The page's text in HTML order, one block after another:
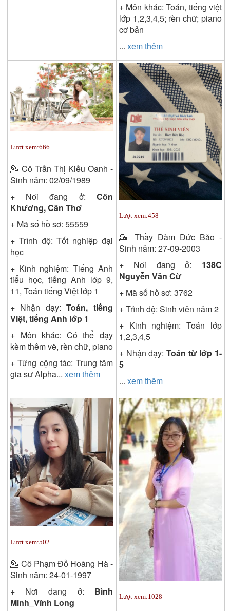
+ Môn khác: Toán, tiếng việt
lớp 1,2,3,4,5; rèn chữ; piano
cơ bản
... xem thêm
Lượt xem:666
💁 Cô Trần Thị Kiều Oanh -
Sinh năm: 02/09/1989
+ Nơi đang ở: Cồn
Khương, Cần Thơ
+ Mã số hồ sơ: 55559
+ Trình độ:Tốt nghiệp đại
học
+ Kinh nghiệm: Tiếng Anh
tiểu học, tiếng Anh lớp 9,
11, Toán tiếng Việt lớp 1
+ Nhận dạy:Toán, tiếng
Việt, tiếng Anh lớp 1
+ Môn khác: Có thể dạy
kèm thêm vẽ, rèn chữ, piano
+ Từng cộng tác: Trung tâm
gia sư Alpha... xem thêm
Lượt xem:458
💁 Thầy Đàm Đức Bảo -
Sinh năm: 27-09-2003
+ Nơi đang ở: 138C
Nguyễn Văn Cừ
+ Mã số hồ sơ: 3762
+ Trình độ: Sinh viên năm 2
+ Kinh nghiệm: Toán lớp
1,2,3,4,5
+ Nhận dạy: Toán từ lớp 1-
5
... xem thêm
Lượt xem:502
💁 Cô Phạm Đỗ Hoàng Hà -
Sinh năm: 24-01-1997
+ Nơi đang ở: Bình
Minh_Vĩnh Long
Lượt xem:1028